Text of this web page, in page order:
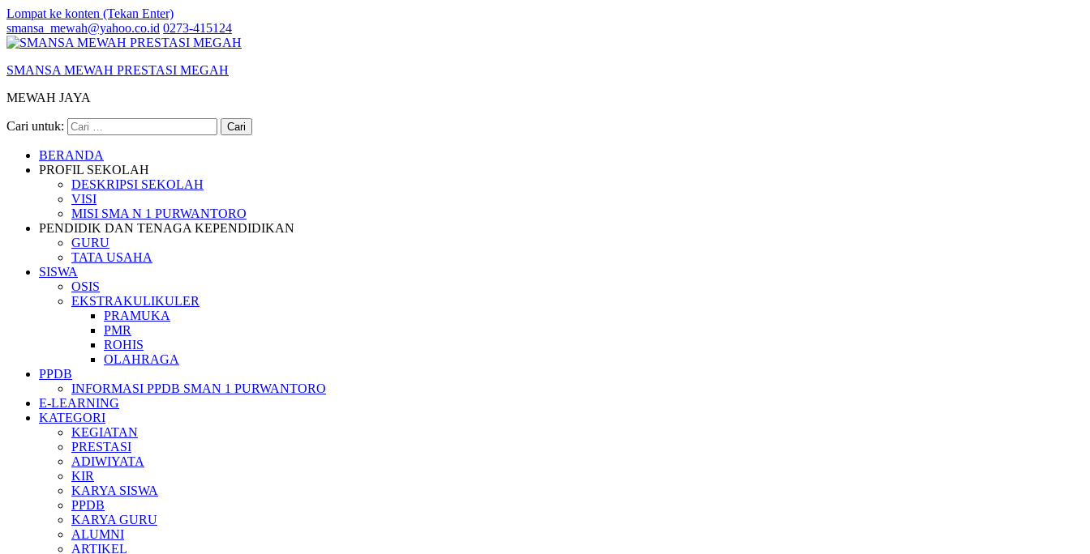
Lompat ke konten (Tekan Enter)
smansa_mewah@yahoo.co.id 0273-415124
SMANSA MEWAH PRESTASI MEGAH
MEWAH JAYA
Cari untuk:
BERANDA
PROFIL SEKOLAH
DESKRIPSI SEKOLAH
VISI
MISI SMA N 1 PURWANTORO
PENDIDIK DAN TENAGA KEPENDIDIKAN
GURU
TATA USAHA
SISWA
OSIS
EKSTRAKULIKULER
PRAMUKA
PMR
ROHIS
OLAHRAGA
PPDB
INFORMASI PPDB SMAN 1 PURWANTORO
E-LEARNING
KATEGORI
KEGIATAN
PRESTASI
ADIWIYATA
KIR
KARYA SISWA
PPDB
KARYA GURU
ALUMNI
ARTIKEL